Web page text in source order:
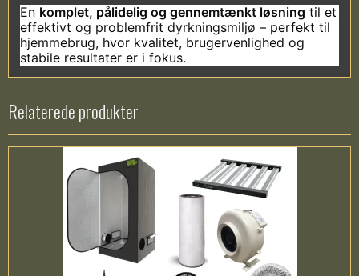
En komplet, pålidelig og gennemtænkt løsning til et
effektivt og problemfrit dyrkningsmiljø – perfekt til
hjemmebrug, hvor kvalitet, brugervenlighed og
stabile resultater er i fokus.
Relaterede produkter